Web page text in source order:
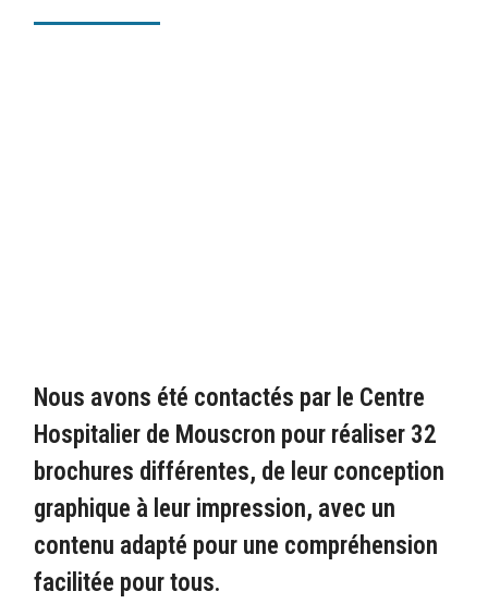
Nous avons été contactés par le Centre
Hospitalier de Mouscron pour réaliser 32
brochures différentes, de leur conception
graphique à leur impression, avec un
contenu adapté pour une compréhension
facilitée pour tous.